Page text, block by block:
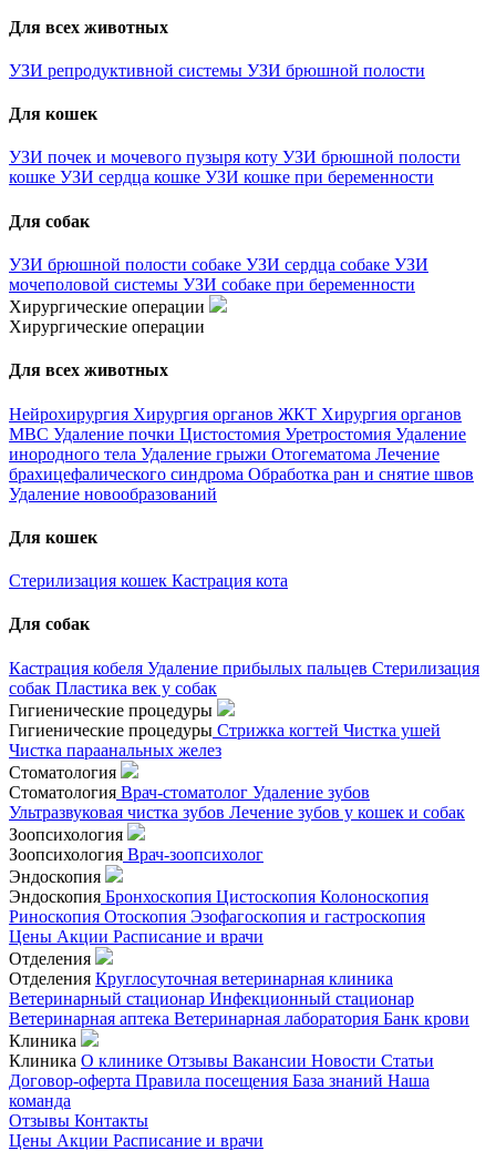
Для всех животных
УЗИ репродуктивной системы УЗИ брюшной полости
Для кошек
УЗИ почек и мочевого пузыря коту УЗИ брюшной полости
кошке УЗИ сердца кошке УЗИ кошке при беременности
Для собак
УЗИ брюшной полости собаке УЗИ сердца собаке УЗИ
мочеполовой системы УЗИ собаке при беременности
Хирургические операции
Хирургические операции
Для всех животных
Нейрохирургия Хирургия органов ЖКТ Хирургия органов
МВС Удаление почки Цистостомия Уретростомия Удаление
инородного тела Удаление грыжи Отогематома Лечение
брахицефалического синдрома Обработка ран и снятие швов
Удаление новообразований
Для кошек
Стерилизация кошек Кастрация кота
Для собак
Кастрация кобеля Удаление прибылых пальцев Стерилизация
собак Пластика век у собак
Гигиенические процедуры
Гигиенические процедуры Стрижка когтей Чистка ушей
Чистка параанальных желез
Стоматология
Стоматология Врач-стоматолог Удаление зубов
Ультразвуковая чистка зубов Лечение зубов у кошек и собак
Зоопсихология
Зоопсихология Врач-зоопсихолог
Эндоскопия
Эндоскопия Бронхоскопия Цистоскопия Колоноскопия
Риноскопия Отоскопия Эзофагоскопия и гастроскопия
Цены Акции Расписание и врачи
Отделения
Отделения Круглосуточная ветеринарная клиника
Ветеринарный стационар Инфекционный стационар
Ветеринарная аптека Ветеринарная лаборатория Банк крови
Клиника
Клиника О клинике Отзывы Вакансии Новости Статьи
Договор-оферта Правила посещения База знаний Наша
команда
Отзывы Контакты
Цены Акции Расписание и врачи